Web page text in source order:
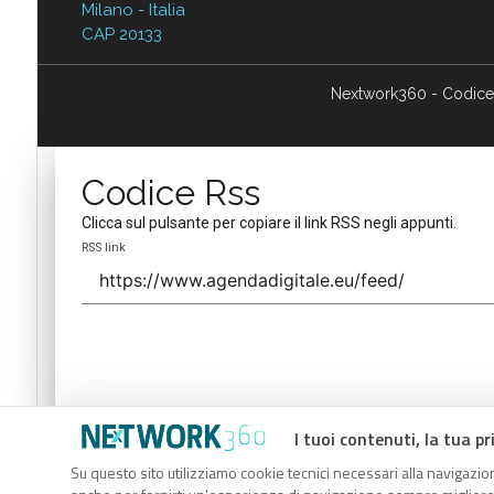
I tuoi contenuti, la tua
Su questo sito utilizziamo cookie tecnici necessari alla
Milano - Italia
CAP 20133
Nextwork360 - Codice
Codice Rss
Clicca sul pulsante per copiare il link RSS negli appunti.
RSS link
Codice Rss
Clicca sul pulsante per copiare il link RSS negli appunti.